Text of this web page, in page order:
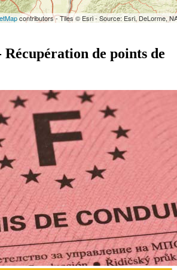
contributors - Tiles © Esri - Source: Esri, DeLorme,
Récupération de points de